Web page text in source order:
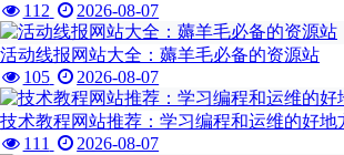
112
2026-08-07
活动线报网站大全：薅羊毛必备的资源站
105
2026-08-07
技术教程网站推荐：学习编程和运维的好地
111
2026-08-07